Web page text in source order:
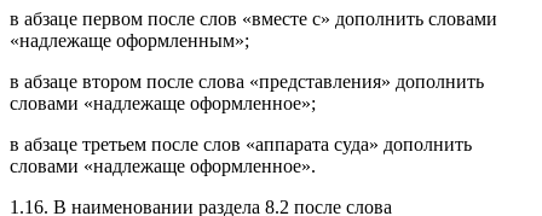
в абзаце первом после слов «вместе с» дополнить словами
«надлежаще оформленным»;
в абзаце втором после слова «представления» дополнить
словами «надлежаще оформленное»;
в абзаце третьем после слов «аппарата суда» дополнить
словами «надлежаще оформленное».
1.16. В наименовании раздела 8.2 после слова